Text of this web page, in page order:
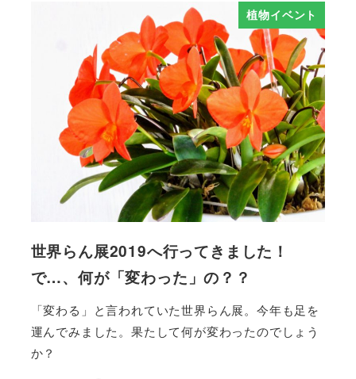
植物イベント
世界らん展2019へ行ってきました！
で…、何が「変わった」の？？
「変わる」と言われていた世界らん展。今年も足を
運んでみました。果たして何が変わったのでしょう
か？